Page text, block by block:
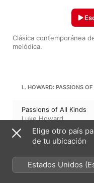
Clásica contemporánea
melódica.
L. HOWARD: PASSIONS
Passions of All Kinds
Luke Howard
Abstract Mathematics
Elige otro país
de tu ubicación
Estados Unidos
México)